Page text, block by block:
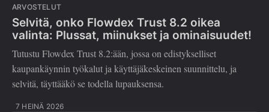
ARVOSTELUT
Selvitä, onko Flowdex Trust 8.2 oikea
valinta: Plussat, miinukset ja ominaisuudet!
Tutustu Flowdex Trust 8.2:ään, jossa on edistykselliset
kaupankäynnin työkalut ja käyttäjäkeskeinen suunnittelu, ja
selvitä, täyttääkö se todella lupauksensa.
7 HEINÄ 2026